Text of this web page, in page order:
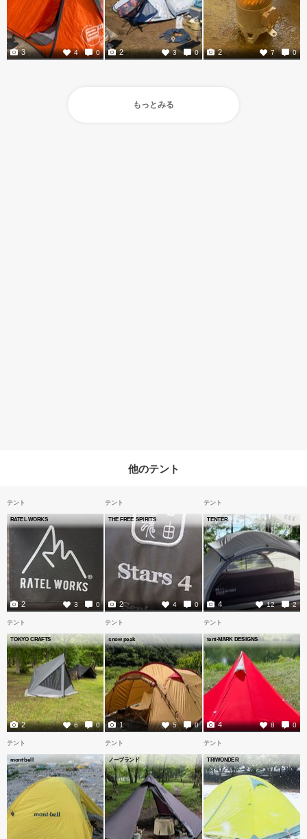
4 0
3 3 0
2 7 0
2
もっとみる
他のテント
テント
RATEL WORKS
3 0
2
テント
THE FREE SPIRITS
4 0
2
テント
TENTER
12 2
4
テント
TOKYO CRAFTS
6 0
2
テント
snow peak
5 0
1
テント
tent-MARK DESIGNS
8 0
4
テント
mont-bell
テント
ノーブランド
テント
TRIWONDER